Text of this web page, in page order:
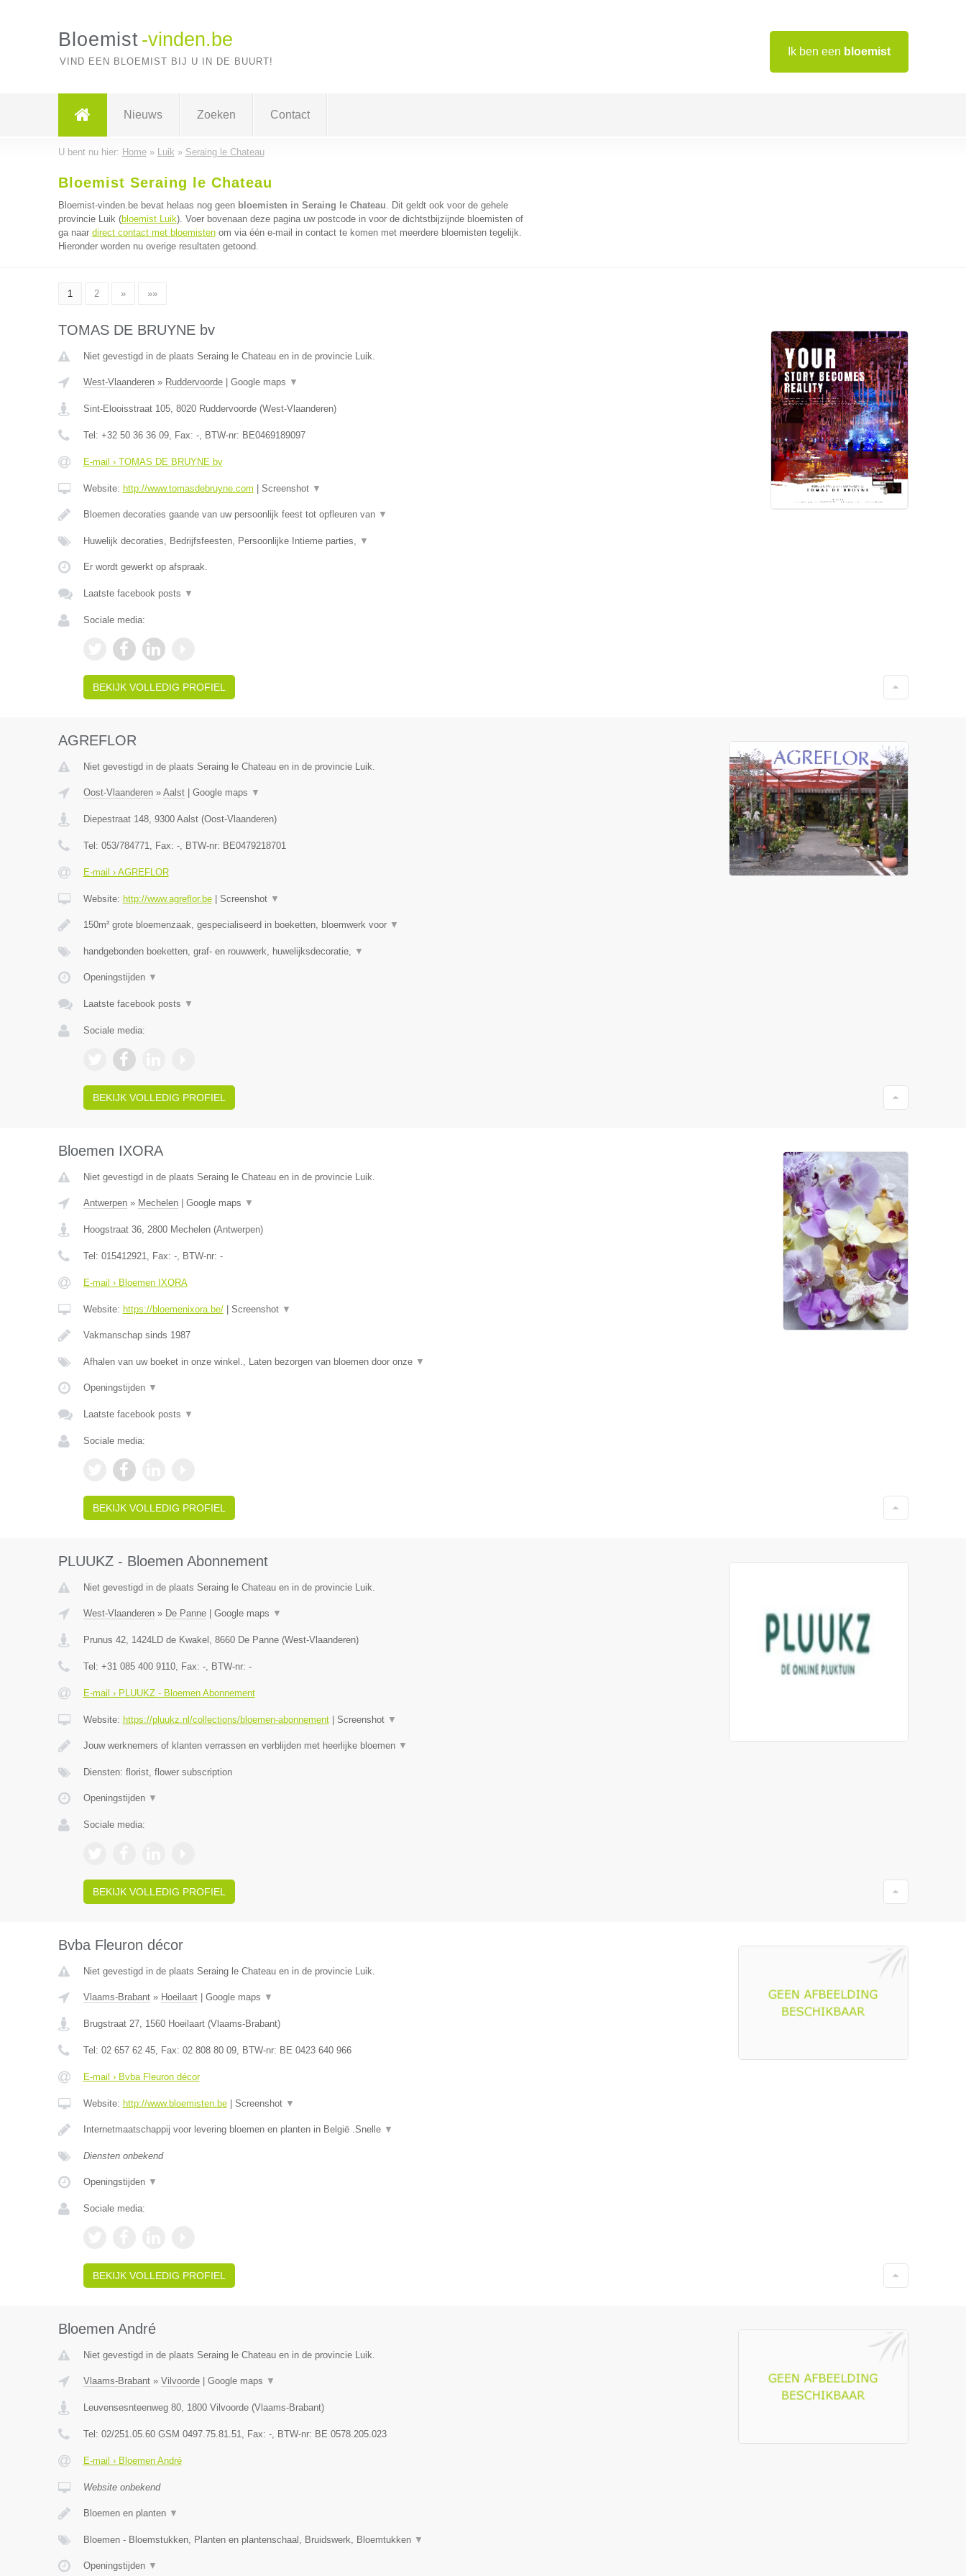
Ik ben een bloemist
Bloemist -vinden.be
VIND EEN BLOEMIST BIJ U IN DE BUURT!
Nieuws Zoeken Contact
U bent nu hier: Home» Luik » Seraing le Chateau
Bloemist Seraing le Chateau
Bloemist-vinden.be bevat helaas nog geen bloemisten in Seraing le Chateau. Dit geldt ook voor de gehele
provincie Luik (bloemist Luik). Voer bovenaan deze pagina uw postcode in voor de dichtstbijzijnde bloemisten of
ga naar direct contact met bloemistenom via één e-mail in contact te komen met meerdere bloemisten tegelijk.
Hieronder worden nu overige resultaten getoond.
1 2 » »»
TOMAS DE BRUYNE bv
Niet gevestigd in de plaats Seraing le Chateau en in de provincie Luik.
West-Vlaanderen» Ruddervoorde| Google maps ▼
Sint-Elooisstraat 105, 8020 Ruddervoorde(West-Vlaanderen)
Tel: +32 50 36 36 09, Fax: -, BTW-nr: BE0469189097
E-mail › TOMAS DE BRUYNE bv
Website: http://www.tomasdebruyne.com Screenshot ▼
Bloemen decoraties gaande van uw persoonlijk feest tot opfleuren van ▼
Huwelijk decoraties, Bedrijfsfeesten, Persoonlijke Intieme parties, ▼
Er wordt gewerkt op afspraak.
Laatste facebook posts ▼
Sociale media:
BEKIJK VOLLEDIG PROFIEL
AGREFLOR
Niet gevestigd in de plaats Seraing le Chateau en in de provincie Luik.
Oost-Vlaanderen» Aalst| Google maps ▼
Diepestraat 148, 9300 Aalst(Oost-Vlaanderen)
Tel: 053/784771, Fax: -, BTW-nr: BE0479218701
E-mail › AGREFLOR
Website: http://www.agreflor.be| Screenshot ▼
150m² grote bloemenzaak, gespecialiseerd in boeketten, bloemwerk voor ▼
handgebonden boeketten, graf- en rouwwerk, huwelijksdecoratie, ▼
Openingstijden ▼
Laatste facebook posts ▼
Sociale media:
BEKIJK VOLLEDIG PROFIEL
Bloemen IXORA
Niet gevestigd in de plaats Seraing le Chateau en in de provincie Luik.
Antwerpen» Mechelen| Google maps ▼
Hoogstraat 36, 2800 Mechelen(Antwerpen)
Tel: 015412921, Fax: -, BTW-nr: -
E-mail › Bloemen IXORA
Website: https://bloemenixora.be/| Screenshot ▼
Vakmanschap sinds 1987
Afhalen van uw boeket in onze winkel., Laten bezorgen van bloemen door onze ▼
Openingstijden ▼
Laatste facebook posts ▼
Sociale media:
BEKIJK VOLLEDIG PROFIEL
PLUUKZ - Bloemen Abonnement
Niet gevestigd in de plaats Seraing le Chateau en in de provincie Luik.
West-Vlaanderen» De Panne| Google maps ▼
Prunus 42, 1424LD de Kwakel , 8660 De Panne(West-Vlaanderen)
Tel: +31 085 400 9110, Fax: -, BTW-nr: -
E-mail › PLUUKZ - Bloemen Abonnement
Website: https://pluukz.nl/collections/bloemen-abonnement| Screenshot ▼
Jouw werknemers of klanten verrassen en verblijden met heerlijke bloemen ▼
Diensten: florist, flower subscription
Openingstijden ▼
Sociale media:
BEKIJK VOLLEDIG PROFIEL
Bvba Fleuron décor
Niet gevestigd in de plaats Seraing le Chateau en in de provincie Luik.
Vlaams-Brabant» Hoeilaart| Google maps ▼
Brugstraat 27, 1560 Hoeilaart(Vlaams-Brabant)
Tel: 02 657 62 45, Fax: 02 808 80 09, BTW-nr: BE 0423 640 966
E-mail › Bvba Fleuron décor
Website: http://www.bloemisten.be| Screenshot ▼
Internetmaatschappij voor levering bloemen en planten in België .Snelle ▼
Diensten onbekend
Openingstijden ▼
Sociale media:
BEKIJK VOLLEDIG PROFIEL
Bloemen André
Niet gevestigd in de plaats Seraing le Chateau en in de provincie Luik.
Vlaams-Brabant» Vilvoorde| Google maps ▼
Leuvensesnteenweg 80, 1800 Vilvoorde(Vlaams-Brabant)
Tel: 02/251.05.60 GSM 0497.75.81.51, Fax: -, BTW-nr: BE 0578.205.023
E-mail › Bloemen André
Website onbekend
Bloemen en planten ▼
Bloemen - Bloemstukken, Planten en plantenschaal, Bruidswerk, Bloemtukken ▼
Openingstijden ▼